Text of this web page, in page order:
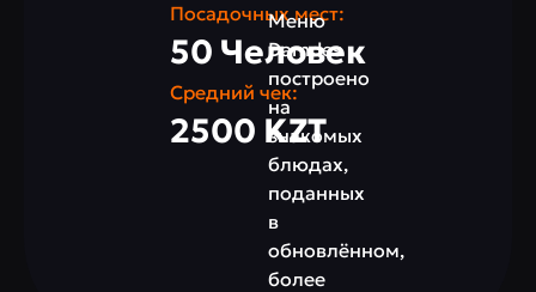
Меню
Damdes
построено
на
знакомых
блюдах,
поданных
в
обновлённом,
более
Посадочных мест:
50 Человек
Средний чек:
2500 KZT